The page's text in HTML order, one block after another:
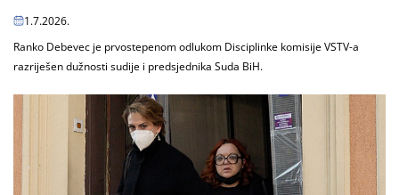
1.7.2026.
Ranko Debevec je prvostepenom odlukom Disciplinke komisije VSTV-a
razriješen dužnosti sudije i predsjednika Suda BiH.